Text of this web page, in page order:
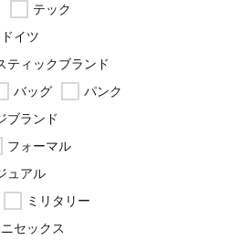
テック
ドイツ
ティックブランド
バッグ
パンク
ブランド
フォーマル
ュアル
ミリタリー
セックス